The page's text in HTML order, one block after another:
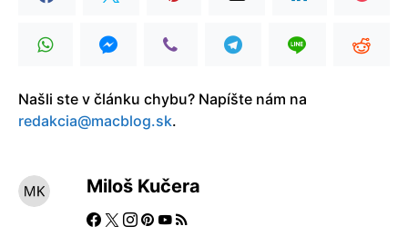
Našli ste v článku chybu? Napíšte nám na
redakcia@macblog.sk.
Miloš Kučera